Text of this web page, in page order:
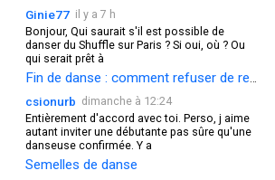
Ginie77 il y a 7 h
Bonjour, Qui saurait s'il est possible de
danser du Shuffle sur Paris ? Si oui, où ? Ou
qui serait prêt à
Fin de danse : comment refuser de redanser ?
csionurb dimanche à 12:24
Entièrement d'accord avec toi. Perso, j aime
autant inviter une débutante pas sûre qu'une
danseuse confirmée. Y a
Semelles de danse